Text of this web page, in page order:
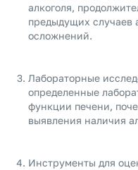
алкоголя,
предыдущих случаев
осложнений.
Лабораторные
определенные
функции печени,
выявления наличия
Инструменты для